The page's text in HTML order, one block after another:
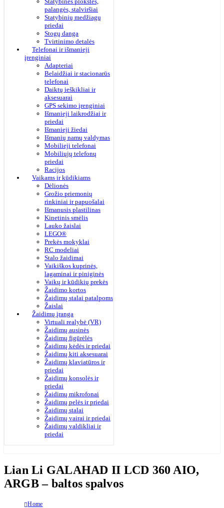
palangės, stalviršiai
Statybinių medžiagų
priedai
Stogų danga
Tvirtinimo detalės
Telefonai ir išmanieji
įrenginiai
Adapteriai
Belaidžiai ir stacionarūs
telefonai
Daiktų ieškikliai ir
aksesuarai
GPS sekimo įrenginiai
Išmanieji laikrodžiai ir
priedai
Išmanieji žiedai
Išmanių namų valdymas
Mobilieji telefonai
Mobiliųjų telefonų
priedai
Racijos
Vaikams ir kūdikiams
Dėlionės
Grožio priemonių
rinkiniai ir papuošalai
Išmanusis plastilinas
Kinetinis smėlis
Lauko žaislai
LEGO®
Prekės mokyklai
RC modeliai
Stalo žaidimai
Vaikiškos kuprinės,
lagaminai ir piniginės
Vaikų ir kūdikių prekės
Žaidimo kortos
Žaidimų stalai patalpoms
Žaislai
Žaidimų įranga
Virtuali realybė (VR)
Žaidimų ausinės
Žaidimų figūrėlės
Žaidimų kėdės ir priedai
Žaidimų kiti aksesuarai
Žaidimų klaviatūros ir
priedai
Žaidimų konsolės ir
priedai
Žaidimų mikrofonai
Žaidimų pelės ir priedai
Žaidimų stalai
Žaidimų vairai ir priedai
Žaidimų valdikliai ir
priedai
Lian Li GALAHAD II LCD 360 AIO,
ARGB – baltos spalvos
Home